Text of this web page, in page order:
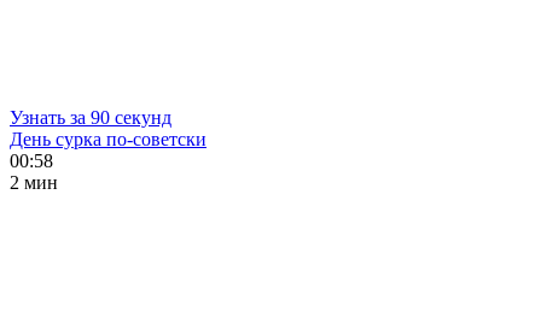
Узнать за 90 секунд
День сурка по-советски
00:58
2 мин